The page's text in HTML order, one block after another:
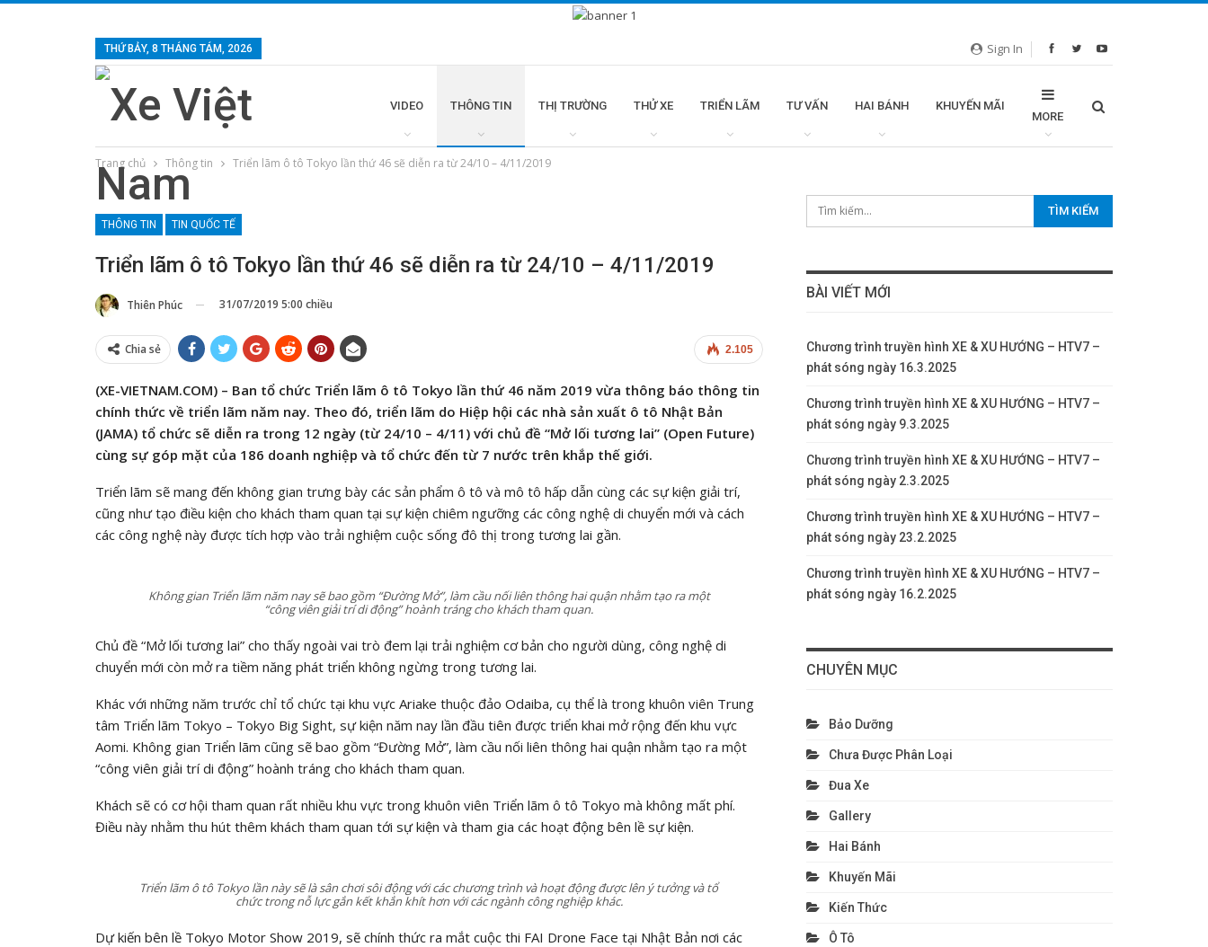
Sign In
THỨ BẢY, 8 THÁNG TÁM, 2026
VIDEO THÔNG TIN THỊ TRƯỜNG THỬ XE TRIỂN LÃM TƯ VẤN HAI BÁNH
KHUYẾN MÃI
MORE
Trang chủ Thông tin Triển lãm ô tô Tokyo lần thứ 46 sẽ diễn ra từ 24/10 – 4/11/2019
THÔNG TIN TIN QUỐC TẾ
Triển lãm ô tô Tokyo lần thứ 46 sẽ diễn ra từ 24/10 – 4/11/2019
Thiên Phúc 31/07/2019 5:00 chiều
2.105
Chia sẻ
(XE-VIETNAM.COM) – Ban tổ chức Triển lãm ô tô Tokyo lần thứ 46 năm 2019 vừa thông báo thông tin
chính thức về triển lãm năm nay. Theo đó, triển lãm do Hiệp hội các nhà sản xuất ô tô Nhật Bản
(JAMA) tổ chức sẽ diễn ra trong 12 ngày (từ 24/10 – 4/11) với chủ đề “Mở lối tương lai” (Open Future)
cùng sự góp mặt của 186 doanh nghiệp và tổ chức đến từ 7 nước trên khắp thế giới.
Triển lãm sẽ mang đến không gian trưng bày các sản phẩm ô tô và mô tô hấp dẫn cùng các sự kiện giải trí,
cũng như tạo điều kiện cho khách tham quan tại sự kiện chiêm ngưỡng các công nghệ di chuyển mới và cách
các công nghệ này được tích hợp vào trải nghiệm cuộc sống đô thị trong tương lai gần.
Không gian Triển lãm năm nay sẽ bao gồm “Đường Mở”, làm cầu nối liên thông hai quận nhằm tạo ra một
“công viên giải trí di động” hoành tráng cho khách tham quan.
Chủ đề “Mở lối tương lai” cho thấy ngoài vai trò đem lại trải nghiệm cơ bản cho người dùng, công nghệ di
chuyển mới còn mở ra tiềm năng phát triển không ngừng trong tương lai.
Khác với những năm trước chỉ tổ chức tại khu vực Ariake thuộc đảo Odaiba, cụ thể là trong khuôn viên Trung
tâm Triển lãm Tokyo – Tokyo Big Sight, sự kiện năm nay lần đầu tiên được triển khai mở rộng đến khu vực
Aomi. Không gian Triển lãm cũng sẽ bao gồm “Đường Mở”, làm cầu nối liên thông hai quận nhằm tạo ra một
“công viên giải trí di động” hoành tráng cho khách tham quan.
Khách sẽ có cơ hội tham quan rất nhiều khu vực trong khuôn viên Triển lãm ô tô Tokyo mà không mất phí.
Điều này nhằm thu hút thêm khách tham quan tới sự kiện và tham gia các hoạt động bên lề sự kiện.
Triển lãm ô tô Tokyo lần này sẽ là sân chơi sôi động với các chương trình và hoạt động được lên ý tưởng và tổ
chức trong nỗ lực gắn kết khắn khít hơn với các ngành công nghiệp khác.
Dự kiến bên lề Tokyo Motor Show 2019, sẽ chính thức ra mắt cuộc thi FAI Drone Face tại Nhật Bản nơi các
BÀI VIẾT MỚI
Chương trình truyền hình XE & XU HƯỚNG – HTV7 –
phát sóng ngày 16.3.2025
Chương trình truyền hình XE & XU HƯỚNG – HTV7 –
phát sóng ngày 9.3.2025
Chương trình truyền hình XE & XU HƯỚNG – HTV7 –
phát sóng ngày 2.3.2025
Chương trình truyền hình XE & XU HƯỚNG – HTV7 –
phát sóng ngày 23.2.2025
Chương trình truyền hình XE & XU HƯỚNG – HTV7 –
phát sóng ngày 16.2.2025
CHUYÊN MỤC
Bảo Dưỡng
Chưa Được Phân Loại
Đua Xe
Gallery
Hai Bánh
Khuyến Mãi
Kiến Thức
Ô Tô